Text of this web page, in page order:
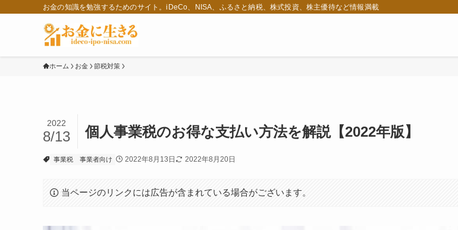
お金の知識を勉強するためのサイト。iDeCo、NISA、ふるさと納税、株式投資、株主優待など情報満載
ホーム お金 節税対策
個人事業税のお得な支払い方法を解説【2022年版】
2022
8/13
事業税 事業者向け 2022年8月13日 2022年8月20日
当ページのリンクには広告が含まれている場合がございます。